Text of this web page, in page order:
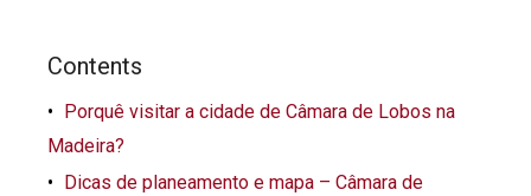
Contents
Porquê visitar a cidade de Câmara de Lobos na
Madeira?
Dicas de planeamento e mapa – Câmara de